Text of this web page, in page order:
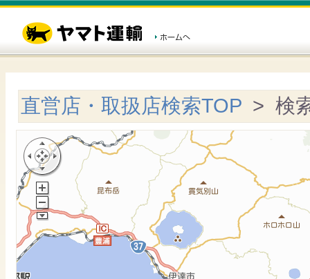
直営店・取扱店検索TOP > 検